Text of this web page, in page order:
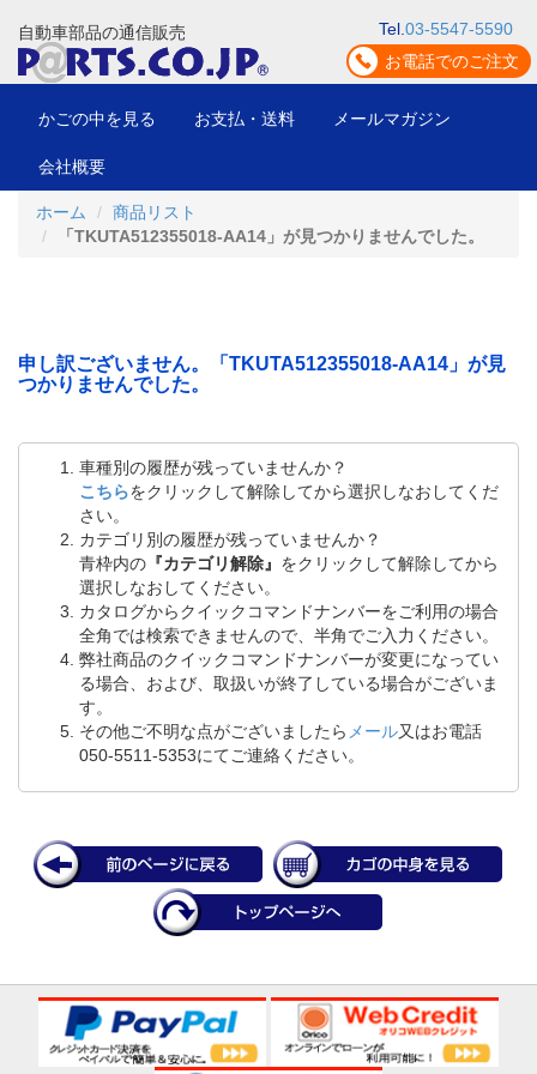
自動車部品の通信販売 Tel. 03-5547-5590
お電話でのご注文
かごの中を見る お支払・送料 メールマガジン
会社概要
ホーム
商品リスト
「TKUTA512355018-AA14」が見つかりませんでした。
申し訳ございません。「TKUTA512355018-AA14」が見
つかりませんでした。
車種別の履歴が残っていませんか？
こちらをクリックして解除してから選択しなおしてくだ
さい。
カテゴリ別の履歴が残っていませんか？
青枠内の 『カテゴリ解除』 をクリックして解除してから
選択しなおしてください。
カタログからクイックコマンドナンバーをご利用の場合
全角では検索できませんので、半角でご入力ください。
弊社商品のクイックコマンドナンバーが変更になってい
る場合、および、取扱いが終了している場合がございま
す。
その他ご不明な点がございましたら メール又はお電話
050-5511-5353にてご連絡ください。